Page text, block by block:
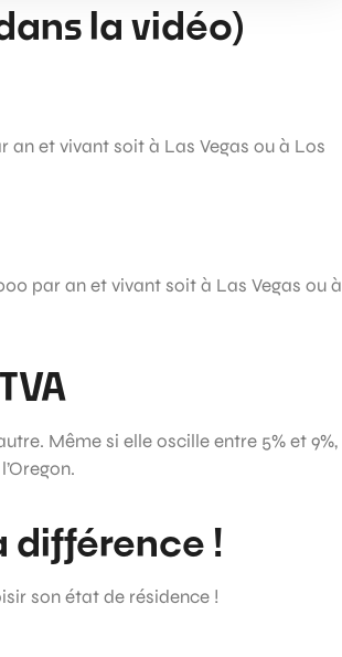
la vidéo)
an et vivant soit à Las Vegas ou à Los
par an et vivant soit à Las Vegas ou à
Même si elle oscille entre 5% et 9%,
différence !
son état de résidence !